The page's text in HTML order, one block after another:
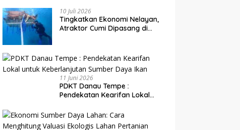
10 Juli 2026
Tingkatkan Ekonomi Nelayan,
Atraktor Cumi Dipasang di
11 Juni 2026
PDKT Danau Tempe :
Pendekatan Kearifan Lokal
Daya Ikan